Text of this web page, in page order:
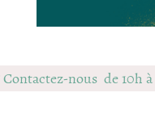
nous de 10h